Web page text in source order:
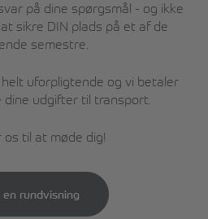
på dine spørgsmål - og ikke
sikre DIN plads på et af de
semestre.
uforpligtende og vi betaler
dine udgifter til transport.
til at møde dig!
en rundvisning